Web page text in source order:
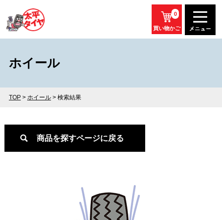
0
買い物かご
ホイール
TOP> ホイール> 検索結果
商品を探すページに戻る